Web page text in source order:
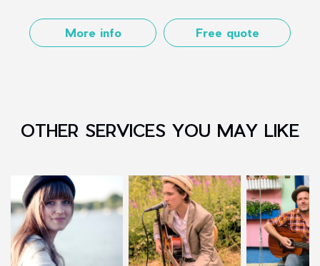
More info Free quote
OTHER SERVICES YOU MAY LIKE